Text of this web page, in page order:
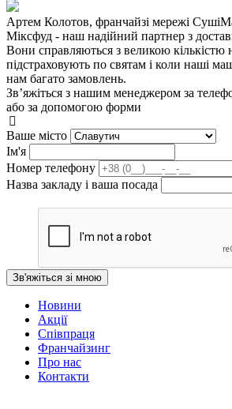
Артем Колотов, франчайзі мережі
Міксфуд - наш надійний партнер з
Вони справляються з великою кількістю
підстраховують по святам і коли наші
нам багато замовлень.
Зв’яжіться з нашим менеджером за
або за допомогою форми
Ваше місто
Iм'я
Номер телефону
Назва закладу і ваша посада
Зв'яжіться зі мною
Новини
Акції
Співпраця
Франчайзинг
Про нас
Контакти